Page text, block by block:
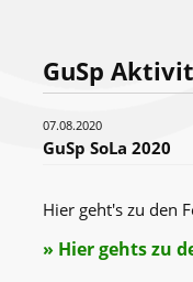
GuSp
07.08.2020
GuSp SoLa 2020
Hier geht's zu den
» Hier gehts zu